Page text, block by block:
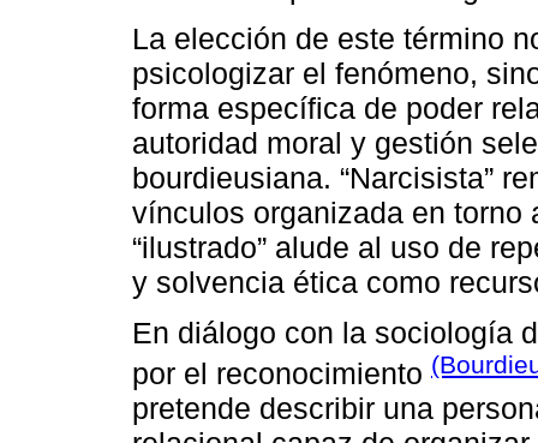
La elección de este término
psicologizar el fenómeno,
forma específica de poder
autoridad moral y gestión
bourdieusiana. “Narcisista”
vínculos organizada en torno
“ilustrado” alude al uso de
y solvencia ética como
En diálogo con la sociología
por el reconocimiento
pretende describir una